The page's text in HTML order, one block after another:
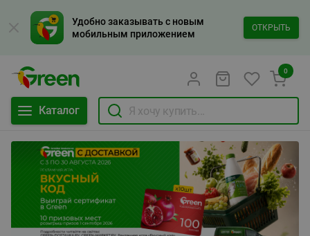
Удобно заказывать с новым
мобильным приложением
ОТКРЫТЬ
Каталог
0